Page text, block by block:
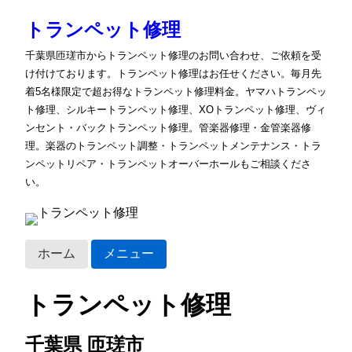
トランペット修理
千葉県匝瑳市からトランペット修理のお問い合わせ、ご依頼を受
け付けております。トランペット修理はお任せください。毎月先
着5名様限定で超お得なトランペット修理料金。ヤマハトランペッ
ト修理、シルキートランペット修理、XOトランペット修理、ヴィ
ンセント・バックトランペット修理。管楽器修理・金管楽器修
理。楽器のトランペット調整・トランペットメンテナンス・トラ
ンペットリペア・トランペットオーバーホールもご相談くださ
い。
ホーム メニュー
トランペット修理
千葉県 匝瑳市